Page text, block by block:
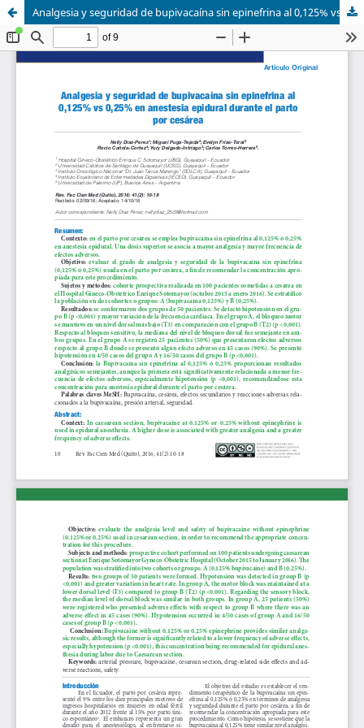
Analgesia y seguridad de bupivacaína sin epinefrina al 0,125% vs 0,25% en anestesia epidural durante el parto por cesárea